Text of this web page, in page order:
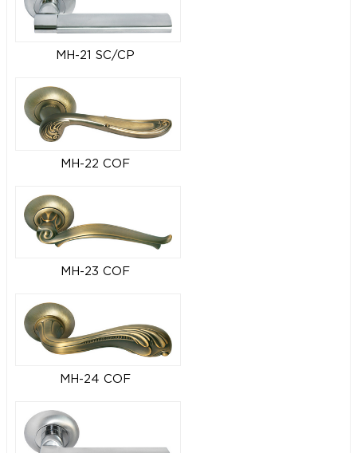
MH-21 SC/CP
MH-22 COF
MH-23 COF
MH-24 COF